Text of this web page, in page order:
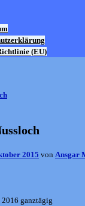
(EU)
2015 von Ansgar
2016 ganztägig